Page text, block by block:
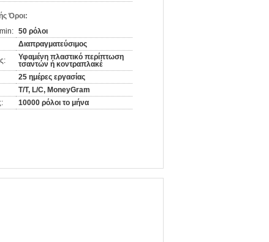
Όροι:
50 ρόλοι
Διαπραγματεύσιμος
Υφαμένη πλαστικό περίπτωση
τσαντών ή κοντραπλακέ
25 ημέρες εργασίας
T/T, L/C, MoneyGram
10000 ρόλοι το μήνα